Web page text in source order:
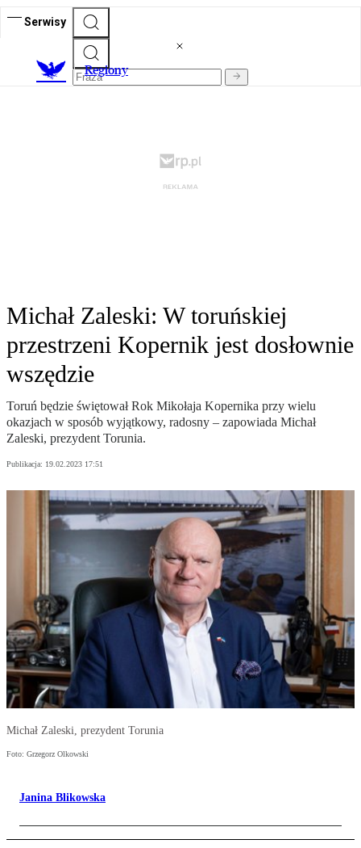
Serwisy
Regiony
Michał Zaleski: W toruńskiej
przestrzeni Kopernik jest dosłownie
wszędzie
Toruń będzie świętował Rok Mikołaja Kopernika przy wielu
okazjach w sposób wyjątkowy, radosny – zapowiada Michał
Zaleski, prezydent Torunia.
Publikacja: 19.02.2023 17:51
Michał Zaleski, prezydent Torunia
Foto: Grzegorz Olkowski
Janina Blikowska